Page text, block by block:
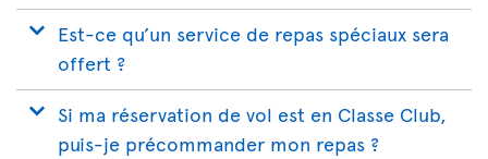
Est-ce qu’un service de repas spéciaux sera
offert ?
Si ma réservation de vol est en Classe Club,
puis-je précommander mon repas ?